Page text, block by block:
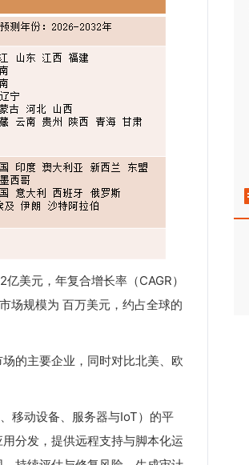
美元，年复合增长率（CAGR）
场规模为 百万美元，约占全球的
的主要企业，同时对比北美、欧
移动设备、服务器与IoT）的平
分发，提供远程支持与脚本化运